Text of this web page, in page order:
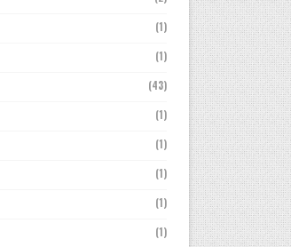
(1)
(1)
(43)
(1)
(1)
(1)
(1)
(1)